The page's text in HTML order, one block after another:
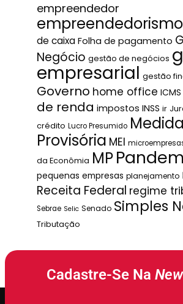
empreendedor
empreendedorismo
de caixa Folha de pagamento
Negócio gestão de negócios
empresarial gestão
Governo home office ICMS
de renda impostos INSS ir
crédito Lucro Presumido Medida
Provisória MEI
da Econômia MP
pequenas empresas planejamento
Receita Federal regime
Sebrae Selic Senado Simples
Tributação
Cadastre-Se Na